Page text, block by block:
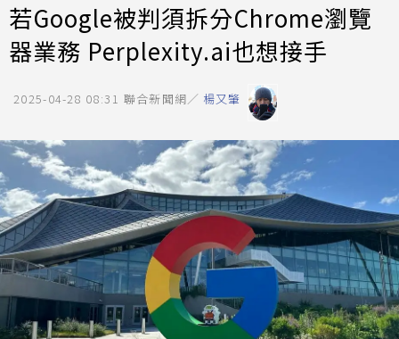
若Google被判須拆分Chrome瀏覽
器業務 Perplexity.ai也想接手
2025-04-28 08:31 聯合新聞網／ 楊又肇